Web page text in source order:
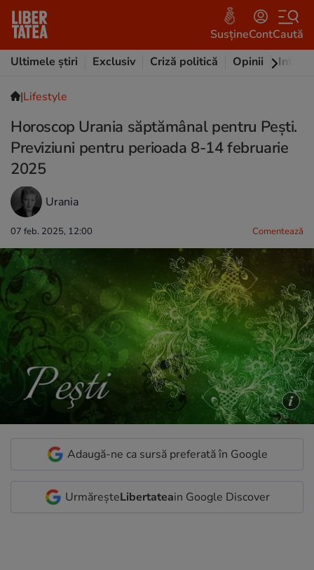
SusțineContCaută
Ultimele știri
Exclusiv Criză politică Opinii
|Lifestyle
Horoscop Urania săptămânal pentru Pești.
Previziuni pentru perioada 8-14 februarie
2025
Urania
07 feb. 2025, 12:00 Comentează
Adaugă-ne ca sursă preferată în Google
UrmăreșteLibertateain Google Discover